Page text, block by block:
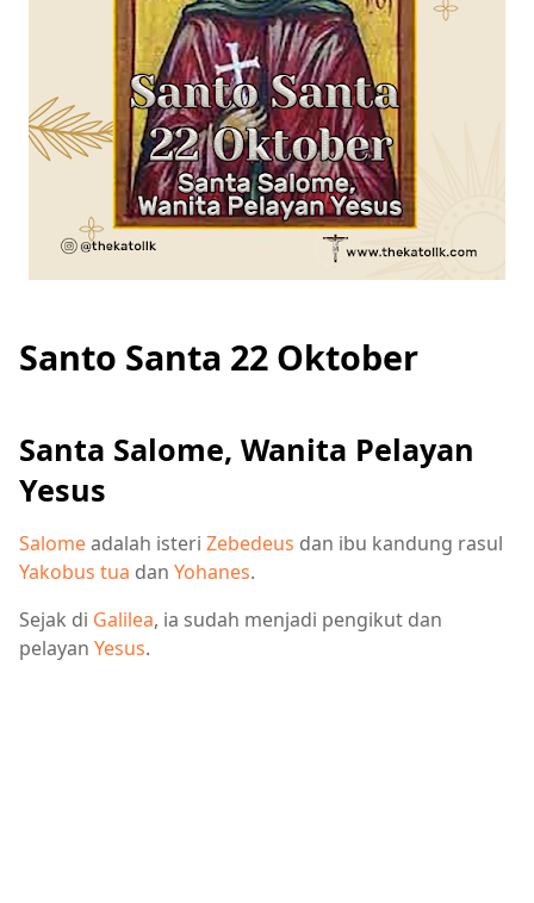
Santo Santa 22 Oktober
Santa Salome, Wanita Pelayan
Yesus
Salomeadalah isteri Zebedeus dan ibu kandung rasul
Yakobus tua dan Yohanes.
Sejak di Galilea, ia sudah menjadi pengikut dan
pelayan Yesus.